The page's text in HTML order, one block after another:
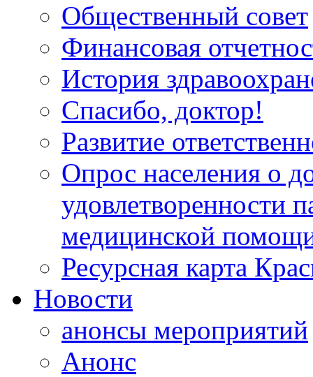
Общественный совет
Финансовая
История
Спасибо, доктор!
Развитие
Опрос населения о
удовлетворенности
медицинской
Ресурсная карта
Новости
анонсы мероприятий
Анонс